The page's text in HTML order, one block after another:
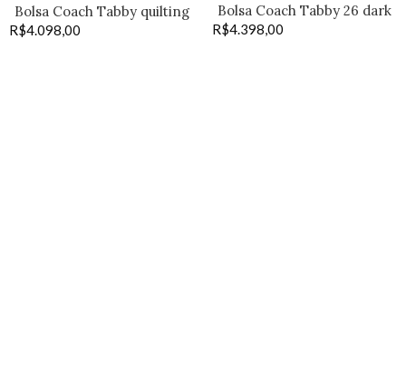
Bolsa Coach Tabby quilting
R$4.098,00
Bolsa Coach Tabby 26 dark
R$4.398,00